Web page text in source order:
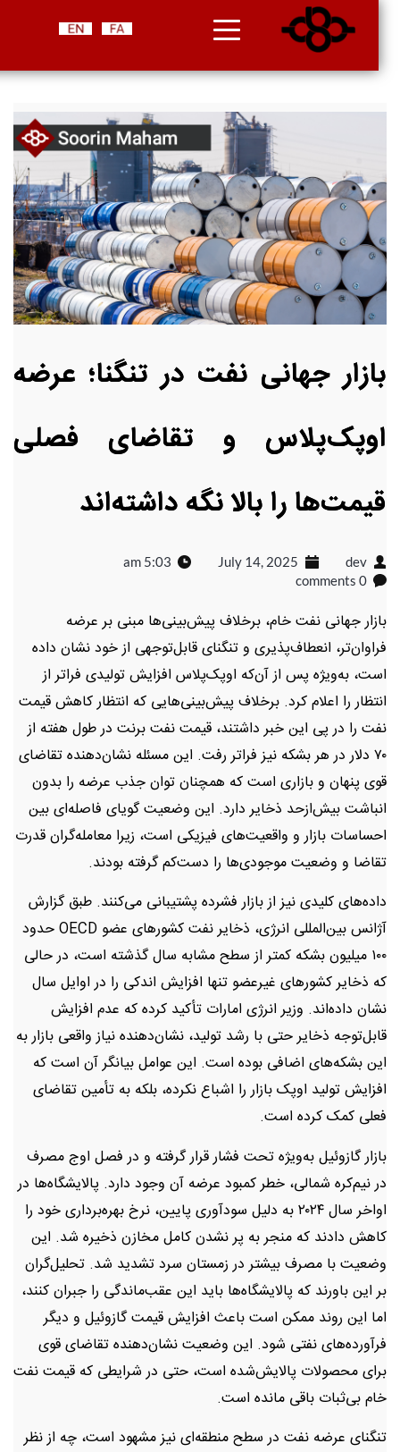
بازار جهانی نفت در تنگنا؛ عرضه
اوپک‌پلاس و تقاضای فصلی
قیمت‌ها را بالا نگه داشته‌اند
dev
July 14, 2025
5:03 am
0 comments
بازار جهانی نفت خام، برخلاف پیش‌بینی‌ها مبنی بر عرضه
فراوان‌تر، انعطاف‌پذیری و تنگنای قابل‌توجهی از خود نشان داده
است، به‌ویژه پس از آن‌که اوپک‌پلاس افزایش تولیدی فراتر از
انتظار را اعلام کرد. برخلاف پیش‌بینی‌هایی که انتظار کاهش قیمت
نفت را در پی این خبر داشتند، قیمت نفت برنت در طول هفته از
۷۰ دلار در هر بشکه نیز فراتر رفت. این مسئله نشان‌دهنده تقاضای
قوی پنهان و بازاری است که همچنان توان جذب عرضه را بدون
انباشت بیش‌ازحد ذخایر دارد. این وضعیت گویای فاصله‌ای بین
احساسات بازار و واقعیت‌های فیزیکی است، زیرا معامله‌گران قدرت
تقاضا و وضعیت موجودی‌ها را دست‌کم گرفته بودند.
داده‌های کلیدی نیز از بازار فشرده پشتیبانی می‌کنند. طبق گزارش
آژانس بین‌المللی انرژی، ذخایر نفت کشورهای عضو OECD حدود
۱۰۰ میلیون بشکه کمتر از سطح مشابه سال گذشته است، در حالی
که ذخایر کشورهای غیرعضو تنها افزایش اندکی را در اوایل سال
نشان داده‌اند. وزیر انرژی امارات تأکید کرده که عدم افزایش
قابل‌توجه ذخایر حتی با رشد تولید، نشان‌دهنده نیاز واقعی بازار به
این بشکه‌های اضافی بوده است. این عوامل بیانگر آن است که
افزایش تولید اوپک بازار را اشباع نکرده، بلکه به تأمین تقاضای
فعلی کمک کرده است.
بازار گازوئیل به‌ویژه تحت فشار قرار گرفته و در فصل اوج مصرف
در نیم‌کره شمالی، خطر کمبود عرضه آن وجود دارد. پالایشگاه‌ها در
اواخر سال ۲۰۲۴ به دلیل سودآوری پایین، نرخ بهره‌برداری خود را
کاهش دادند که منجر به پر نشدن کامل مخازن ذخیره شد. این
وضعیت با مصرف بیشتر در زمستان سرد تشدید شد. تحلیل‌گران
بر این باورند که پالایشگاه‌ها باید این عقب‌ماندگی را جبران کنند،
اما این روند ممکن است باعث افزایش قیمت گازوئیل و دیگر
فرآورده‌های نفتی شود. این وضعیت نشان‌دهنده تقاضای قوی
برای محصولات پالایش‌شده است، حتی در شرایطی که قیمت نفت
خام بی‌ثبات باقی مانده است.
تنگنای عرضه نفت در سطح منطقه‌ای نیز مشهود است، چه از نظر